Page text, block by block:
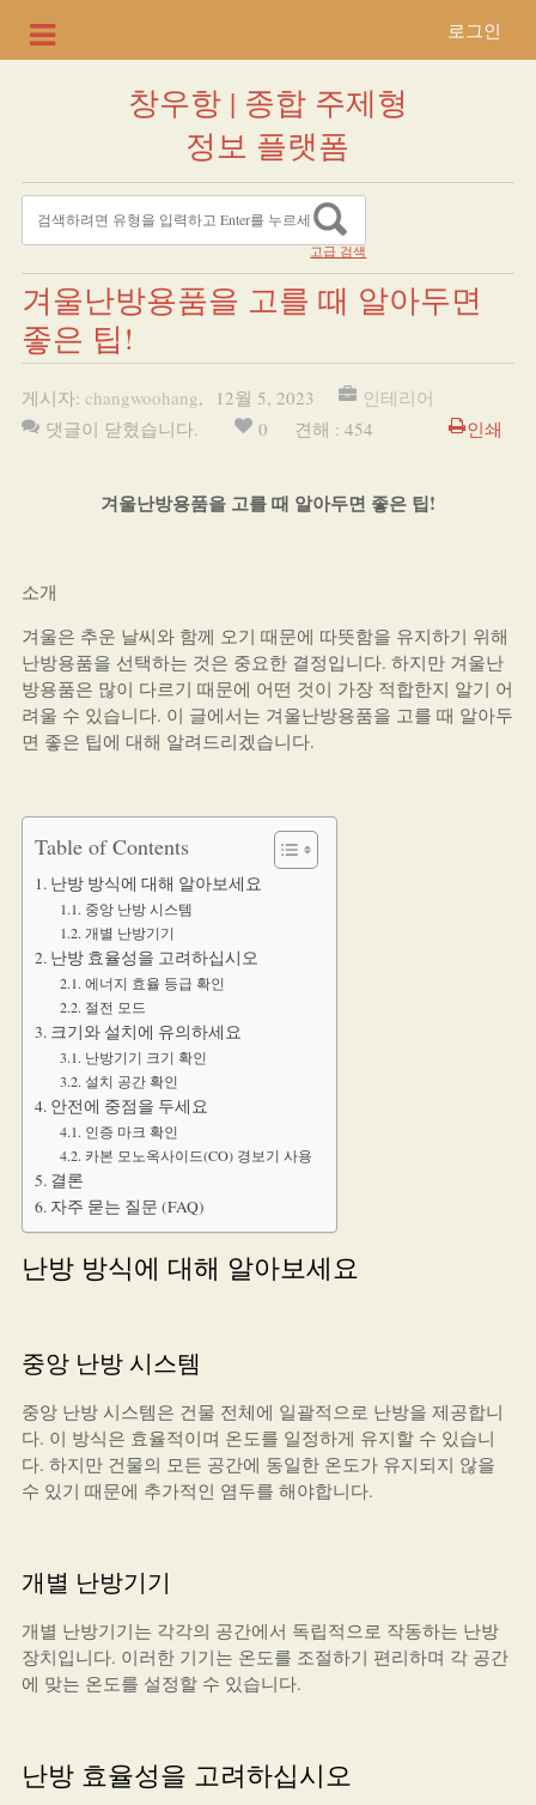
로그인
창우항 | 종합 주제형
정보 플랫폼
고급 검색
겨울난방용품을 고를 때 알아두면
좋은 팁!
게시자: changwoohang, 12월 5, 2023
인테리어
댓글이 닫혔습니다.
0 견해 : 454 인쇄
겨울난방용품을 고를 때 알아두면 좋은 팁!
소개
겨울은 추운 날씨와 함께 오기 때문에 따뜻함을 유지하기 위해
난방용품을 선택하는 것은 중요한 결정입니다. 하지만 겨울난
방용품은 많이 다르기 때문에 어떤 것이 가장 적합한지 알기 어
려울 수 있습니다. 이 글에서는 겨울난방용품을 고를 때 알아두
면 좋은 팁에 대해 알려드리겠습니다.
Table of Contents
난방 방식에 대해 알아보세요
중앙 난방 시스템
개별 난방기기
난방 효율성을 고려하십시오
에너지 효율 등급 확인
절전 모드
크기와 설치에 유의하세요
난방기기 크기 확인
설치 공간 확인
안전에 중점을 두세요
인증 마크 확인
카본 모노옥사이드(CO) 경보기 사용
결론
자주 묻는 질문 (FAQ)
난방 방식에 대해 알아보세요
중앙 난방 시스템
중앙 난방 시스템은 건물 전체에 일괄적으로 난방을 제공합니
다. 이 방식은 효율적이며 온도를 일정하게 유지할 수 있습니
다. 하지만 건물의 모든 공간에 동일한 온도가 유지되지 않을
수 있기 때문에 추가적인 염두를 해야합니다.
개별 난방기기
개별 난방기기는 각각의 공간에서 독립적으로 작동하는 난방
장치입니다. 이러한 기기는 온도를 조절하기 편리하며 각 공간
에 맞는 온도를 설정할 수 있습니다.
난방 효율성을 고려하십시오